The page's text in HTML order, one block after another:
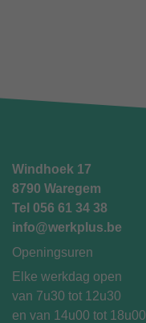
Windhoek 17
8790 Waregem
Tel 056 61 34 38
info@werkplus.be
Openingsuren
Elke werkdag open
van 7u30 tot 12u30
en van 14u00 tot 18u00